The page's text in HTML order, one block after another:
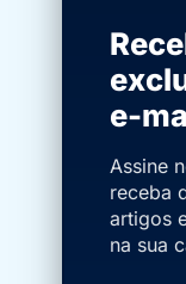
e-
Assine
receba
artigos
na sua